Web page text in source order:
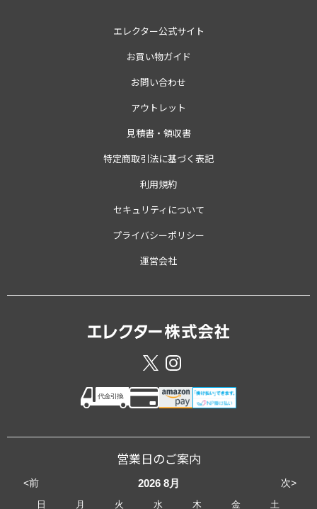
エレクター公式サイト
お買い物ガイド
お問い合わせ
アウトレット
見積書・領収書
特定商取引法に基づく表記
利用規約
セキュリティについて
プライバシーポリシー
運営会社
営業日のご案内
<前 次>
2026 8月
日 月 火 水 木 金 土